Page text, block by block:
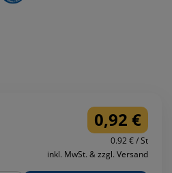
0,92 €
0.92 € / St
inkl. MwSt. & zzgl. Versand